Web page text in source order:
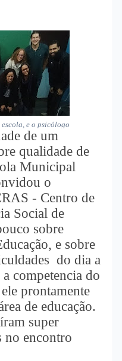
e o psicólogo
de um
qualidade de
Municipal
o
- Centro de
Social de
sobre
e sobre
do dia a
competencia do
prontamente
de educação.
super
no encontro